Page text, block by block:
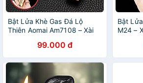
Bật Lửa Khè Gas Đá Lộ
Thiên Aomai Am7108 – Xài
99.000 đ
Bật
M24 –